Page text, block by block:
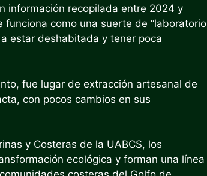
información recopilada entre 2024 y
como una suerte de “laboratorio
estar deshabitada y tener poca
fue lugar de extracción artesanal de
con pocos cambios en sus
y Costeras de la UABCS, los
ecológica y forman una línea